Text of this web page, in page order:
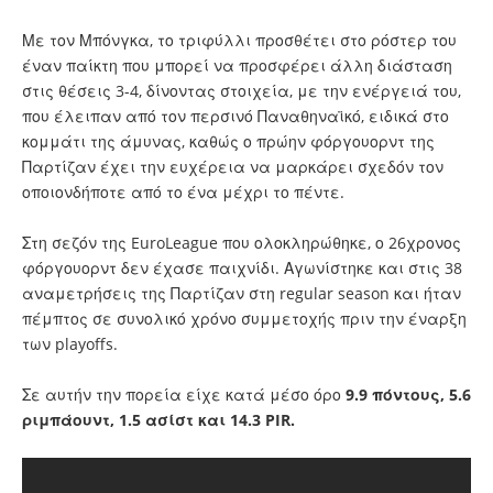
Με τον Μπόνγκα, το τριφύλλι προσθέτει στο ρόστερ του
έναν παίκτη που μπορεί να προσφέρει άλλη διάσταση
στις θέσεις 3-4, δίνοντας στοιχεία, με την ενέργειά του,
που έλειπαν από τον περσινό Παναθηναϊκό, ειδικά στο
κομμάτι της άμυνας, καθώς ο πρώην φόργουορντ της
Παρτίζαν έχει την ευχέρεια να μαρκάρει σχεδόν τον
οποιονδήποτε από το ένα μέχρι το πέντε.
Στη σεζόν της EuroLeague που ολοκληρώθηκε, ο 26χρονος
φόργουορντ δεν έχασε παιχνίδι. Αγωνίστηκε και στις 38
αναμετρήσεις της Παρτίζαν στη regular season και ήταν
πέμπτος σε συνολικό χρόνο συμμετοχής πριν την έναρξη
των playoffs.
Σε αυτήν την πορεία είχε κατά μέσο όρο 9.9 πόντους, 5.6
ριμπάουντ, 1.5 ασίστ και 14.3 PIR.